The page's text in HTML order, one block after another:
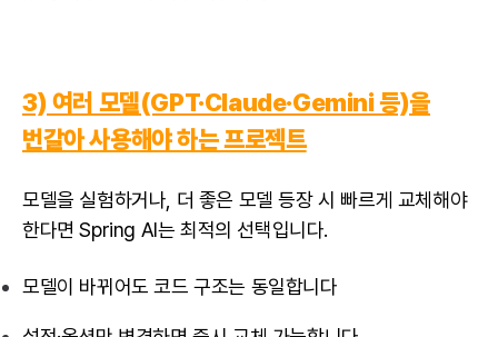
3) 여러 모델(GPT·Claude·Gemini 등)을
번갈아 사용해야 하는 프로젝트
모델을 실험하거나, 더 좋은 모델 등장 시 빠르게 교체해야
한다면 Spring AI는 최적의 선택입니다.
모델이 바뀌어도 코드 구조는 동일합니다